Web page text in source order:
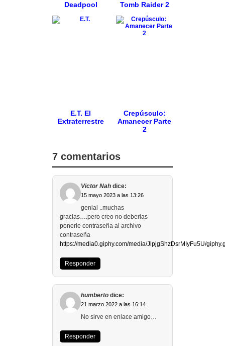
Deadpool Tomb Raider 2
E.T. El
Extraterrestre
Crepúsculo:
Amanecer Parte
2
7 comentarios
Victor Nah dice:
15 mayo 2023 a las 13:26
genial ..muchas
gracias….pero creo no deberias
ponerle contraseña al archivo
contraseña
https://media0.giphy.com/media/JlpjgShzDsrMIyFu5U/
Responder
humberto dice:
21 marzo 2022 a las 16:14
No sirve en enlace amigo…
Responder